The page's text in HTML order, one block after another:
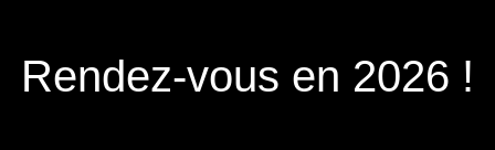
Rendez-vous en 2026 !